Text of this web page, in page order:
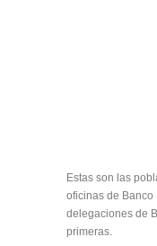
Estas son las
oficinas de
delegaciones de
primeras.